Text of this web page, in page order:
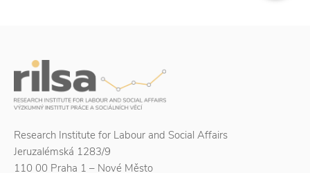
Research Institute for Labour and Social Affairs
Jeruzalémská 1283/9
110 00 Praha 1 – Nové Město